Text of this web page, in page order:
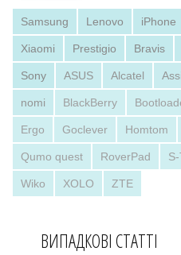
Samsung Lenovo iPhone
Xiaomi Prestigio Bravis
Sony ASUS Alcatel
nomi BlackBerry
Ergo Goclever Homtom
Qumo quest RoverPad S-
Wiko XOLO ZTE
ВИПАДКОВІ СТАТТІ